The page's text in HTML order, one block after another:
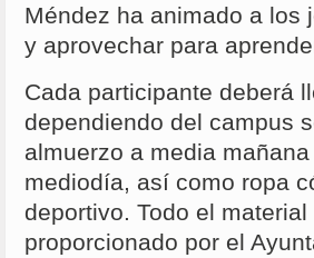
Méndez ha animado a los
y aprovechar para
Cada participante deberá
dependiendo del campus
almuerzo a media
mediodía, así como ropa
deportivo. Todo el
proporcionado por el